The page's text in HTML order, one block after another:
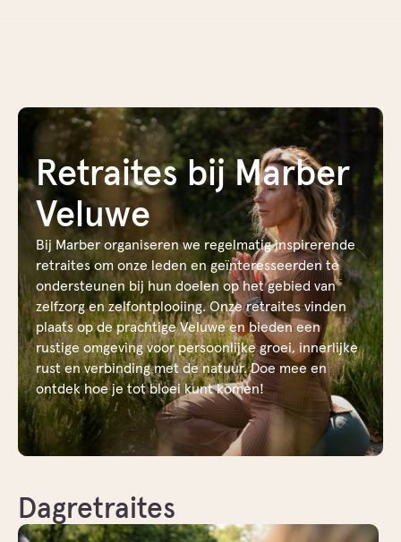
Retraites bij Marber
Veluwe
Bij Marber organiseren we regelmatig inspirerende
retraites om onze leden en geïnteresseerden te
ondersteunen bij hun doelen op het gebied van
zelfzorg en zelfontplooiing. Onze retraites vinden
plaats op de prachtige Veluwe en bieden een
rustige omgeving voor persoonlijke groei, innerlijke
rust en verbinding met de natuur. Doe mee en
ontdek hoe je tot bloei kunt komen!
Dagretraites